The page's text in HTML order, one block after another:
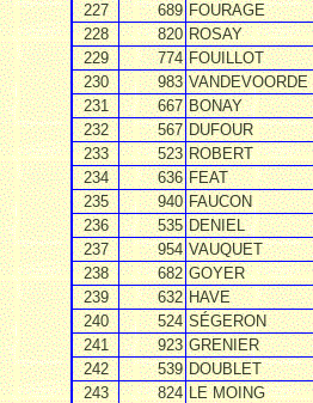
227
689 FOURAGE
228
820 ROSAY
229
774 FOUILLOT
230
983 VANDEVOORDE
231
667 BONAY
232
567 DUFOUR
233
523 ROBERT
234
636 FEAT
235
940 FAUCON
236
535 DENIEL
237
954 VAUQUET
238
682 GOYER
239
632 HAVE
240
524 SÉGERON
241
923 GRENIER
242
539 DOUBLET
243
824 LE MOING